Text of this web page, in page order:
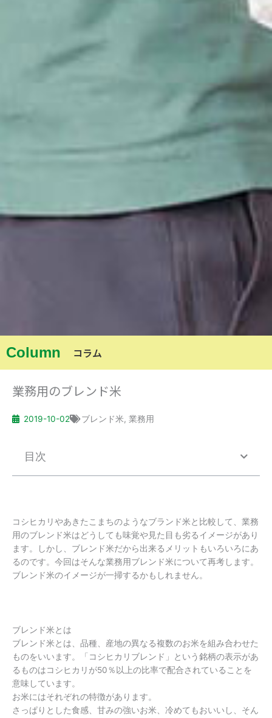
Column コラム
業務用のブレンド米
2019-10-02 ブレンド米, 業務用
目次
コシヒカリやあきたこまちのようなブランド米と比較して、業務
用のブレンド米はどうしても味覚や見た目も劣るイメージがあり
ます。しかし、ブレンド米だから出来るメリットもいろいろにあ
るのです。今回はそんな業務用ブレンド米について再考します。
ブレンド米のイメージが一掃するかもしれません。
ブレンド米とは
ブレンド米とは、品種、産地の異なる複数のお米を組み合わせた
ものをいいます。「コシヒカリブレンド」という銘柄の表示があ
るものはコシヒカリが50％以上の比率で配合されていることを
意味しています。
お米にはそれぞれの特徴があります。
さっぱりとした食感、甘みの強いお米、冷めてもおいいし、そん